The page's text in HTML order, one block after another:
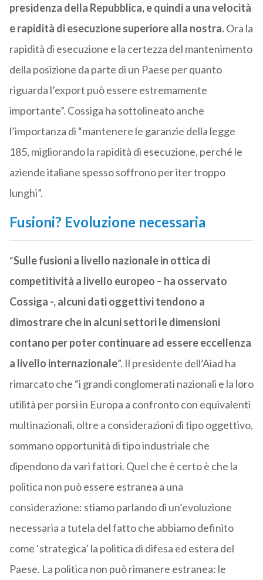
presidenza della Repubblica, e quindi a una velocità
e rapidità di esecuzione superiore alla nostra.Ora la
rapidità di esecuzione e la certezza del mantenimento
della posizione da parte di un Paese per quanto
riguarda l’export può essere estremamente
importante”. Cossiga ha sottolineato anche
l’importanza di “mantenere le garanzie della legge
185, migliorando la rapidità di esecuzione, perché le
aziende italiane spesso soffrono per iter troppo
lunghi”.
Fusioni? Evoluzione necessaria
“Sulle fusioni a livello nazionale in ottica di
competitività a livello europeo – ha osservato
Cossiga -, alcuni dati oggettivi tendono a
dimostrare che in alcuni settori le dimensioni
contano per poter continuare ad essere eccellenza
a livello internazionale”. Il presidente dell’Aiad ha
rimarcato che “i grandi conglomerati nazionali e la loro
utilità per porsi in Europa a confronto con equivalenti
multinazionali, oltre a considerazioni di tipo oggettivo,
sommano opportunità di tipo industriale che
dipendono da vari fattori. Quel che è certo è che la
politica non può essere estranea a una
considerazione: stiamo parlando di un’evoluzione
necessaria a tutela del fatto che abbiamo definito
come ‘strategica’ la politica di difesa ed estera del
Paese. La politica non può rimanere estranea: le